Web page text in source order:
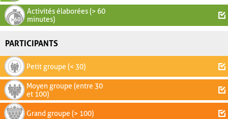
Activités élaborées (> 60
minutes)
PARTICIPANTS
Petit groupe (< 30)
Moyen groupe (entre 30
et 100)
Grand groupe (> 100)